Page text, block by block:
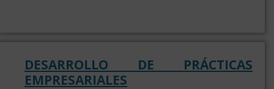
DESARROLLO DE PRÁCTICAS
EMPRESARIALES